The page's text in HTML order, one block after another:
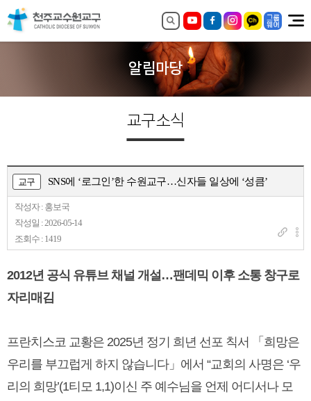
알림마당
교구소식
교구 SNS에 ‘로그인’한 수원교구…신자들 일상에 ‘성큼’
작성자 : 홍보국
작성일 : 2026-05-14
조회수 : 1419
2012년 공식 유튜브 채널 개설…팬데믹 이후 소통 창구로
자리매김
프란치스코 교황은 2025년 정기 희년 선포 칙서 「희망은
우리를 부끄럽게 하지 않습니다」에서 “교회의 사명은 ‘우
리의 희망’(1티모 1,1)이신 주 예수님을 언제 어디서나 모